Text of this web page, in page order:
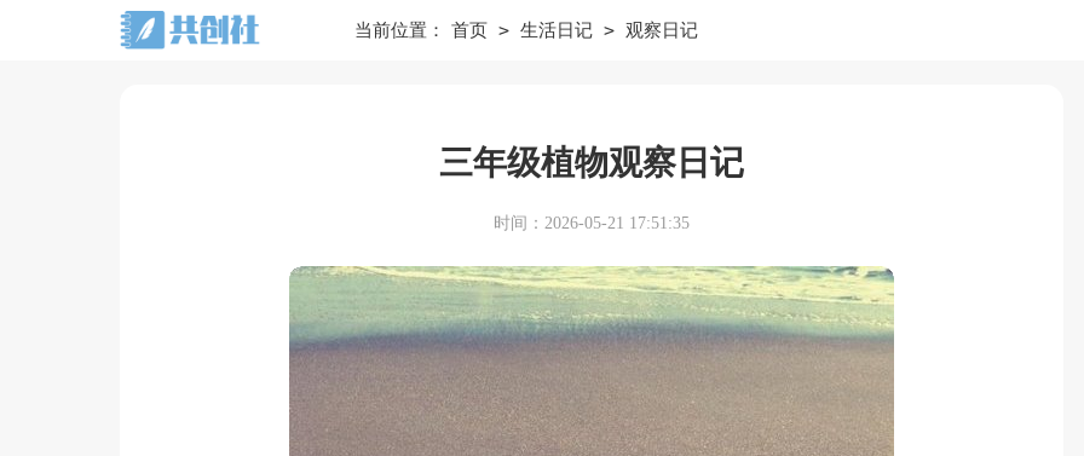
当前位置： 首页 > 生活日记 > 观察日记
三年级植物观察日记
时间：2026-05-21 17:51:35